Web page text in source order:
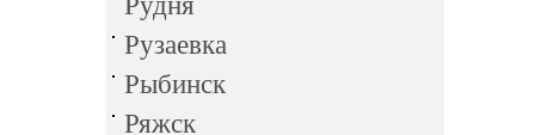
Рузаевка
Рыбинск
Ряжск